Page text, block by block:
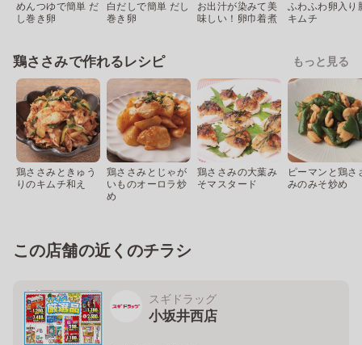
めんつゆで簡単 だ
し巻き卵
白だしで簡単 だし
巻き卵
お出汁が染みて美
味しい！卵巾着煮
ふわふわ卵入り
キムチ
鶏ささみで作れるレシピ もっと見る
鶏ささみときゅう
りのキムチ和え
鶏ささみとじゃが
いものオーロラ炒
め
鶏ささみの大葉み
そマスタード
ピーマンと鶏さ
みのみそ炒め
この店舗の近くのチラシ
スギドラッグ
小坂井西店